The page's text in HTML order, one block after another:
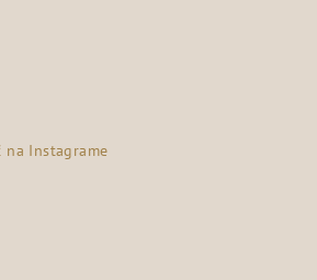
na Instagrame